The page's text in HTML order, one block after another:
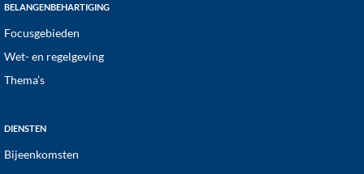
BELANGENBEHARTIGING
Focusgebieden
Wet- en regelgeving
Thema’s
DIENSTEN
Bijeenkomsten